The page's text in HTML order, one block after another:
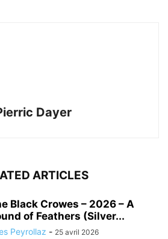
Dayer
ARTICLES
Black Crowes – 2026 – A
of Feathers (Silver...
Peyrollaz - 25 avril 2026